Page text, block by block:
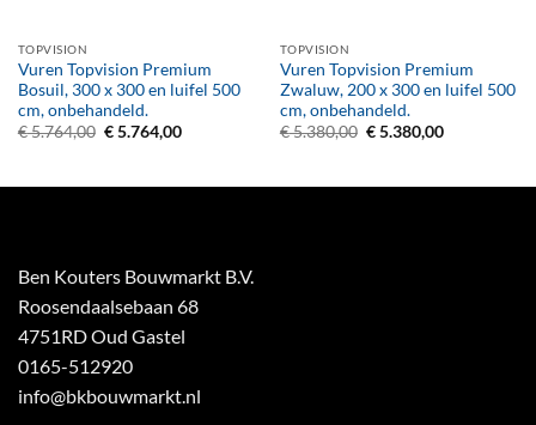
TOPVISION
Vuren Topvision Premium
Bosuil, 300 x 300 en luifel 500
cm, onbehandeld.
€5.764,00 Oorspronkelijke
€5.764,00Huidige
TOPVISION
Vuren Topvision Premium
Zwaluw, 200 x 300 en luifel 500
cm, onbehandeld.
€5.380,00 Oorspronkelijke
€5.380,00Huidige
Ben Kouters Bouwmarkt B.V.
Roosendaalsebaan 68
4751RD Oud Gastel
0165-512920
info@bkbouwmarkt.nl